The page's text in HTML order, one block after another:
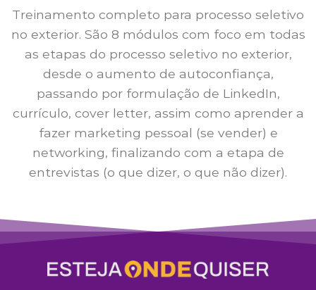
Treinamento completo para processo seletivo
no exterior. São 8 módulos com foco em todas
as etapas do processo seletivo no exterior,
desde o aumento de autoconfiança,
passando por formulação de LinkedIn,
currículo, cover letter, assim como aprender a
fazer marketing pessoal (se vender) e
networking, finalizando com a etapa de
entrevistas (o que dizer, o que não dizer).